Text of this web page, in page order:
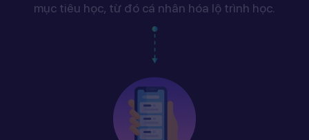
mục tiêu học, từ đó cá nhân hóa lộ trình học.